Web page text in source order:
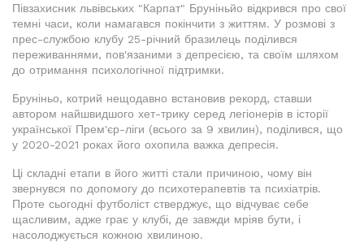
Півзахисник львівських "Карпат" Бруніньйо відкрився про свої
темні часи, коли намагався покінчити з життям. У розмові з
прес-службою клубу 25-річний бразилець поділився
переживаннями, пов'язаними з депресією, та своїм шляхом
до отримання психологічної підтримки.
Бруніньо, котрий нещодавно встановив рекорд, ставши
автором найшвидшого хет-трику серед легіонерів в історії
української Прем'єр-ліги (всього за 9 хвилин), поділився, що
у 2020-2021 роках його охопила важка депресія.
Ці складні етапи в його житті стали причиною, чому він
звернувся по допомогу до психотерапевтів та психіатрів.
Проте сьогодні футболіст стверджує, що відчуває себе
щасливим, адже грає у клубі, де завжди мріяв бути, і
насолоджується кожною хвилиною.